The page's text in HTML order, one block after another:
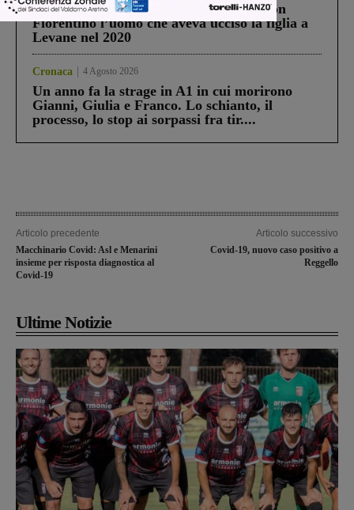
Scomparso da una struttura di Castiglion
Fiorentino l’uomo che aveva ucciso la figlia a
Levane nel 2020
Cronaca 4 Agosto 2026
Un anno fa la strage in A1 in cui morirono
Gianni, Giulia e Franco. Lo schianto, il
processo, lo stop ai sorpassi fra tir....
Articolo precedente
Macchinario Covid: Asl e Menarini
insieme per risposta diagnostica al
Covid-19
Articolo successivo
Covid-19, nuovo caso positivo a
Reggello
Ultime Notizie